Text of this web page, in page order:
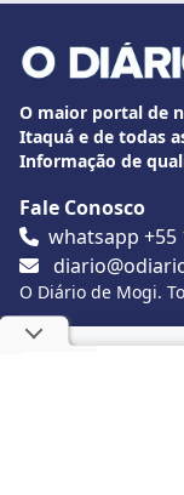
O maior portal de
Itaquá e de todas
Informação de
Fale Conosco
whatsapp +55
O Diário de Mogi.
Siga O Diário
Utilizamos